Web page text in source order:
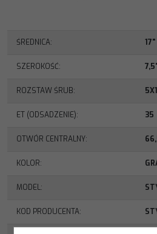
ŚREDNICA: 17"
SZEROKOŚĆ:
ROZSTAW ŚRUB:
ET (ODSADZENIE): 35
OTWÓR CENTRALNY:
KOLOR:
MODEL:
KOD PRODUCENTA: